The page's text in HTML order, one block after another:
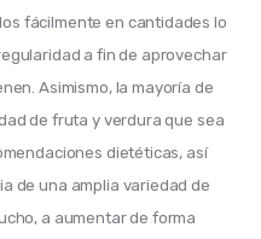
fácilmente en cantidades lo
a fin de aprovechar
Asimismo, la mayoría de
de fruta y verdura que sea
dietéticas, así
de una amplia variedad de
a aumentar de forma